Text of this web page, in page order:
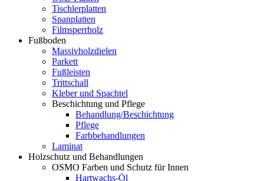
Tischlerplatten
Spanplatten
Filmsperrholz
Fußboden
Massivholzdielen
Parkett
Fußleisten
Trittschall
Kleber und Spachtel
Beschichtung und Pflege
Behandlung/Beschichtung
Pflege
Farbbehandlungen
Laminat
Holzschutz und Behandlungen
OSMO Farben und Schutz für Innen
Hartwachs-Öl